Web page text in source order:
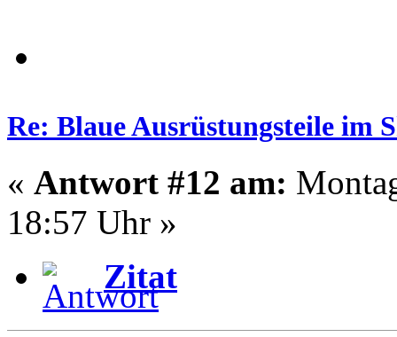
Re: Blaue Ausrüstungsteile im
« Antwort #12 am:
18:57 Uhr »
Zitat